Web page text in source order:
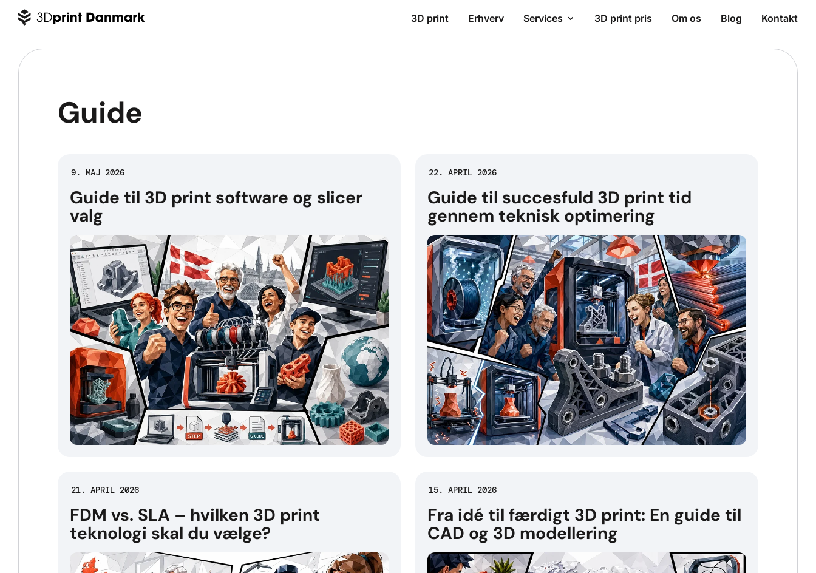
3D print Erhverv Services 3D print pris Om os Blog Kontakt
Guide
Guide til 3D print software og slicer
valg
9. MAJ 2026
Guide til succesfuld 3D print tid
gennem teknisk optimering
22. APRIL 2026
FDM vs. SLA – hvilken 3D print
teknologi skal du vælge?
21. APRIL 2026
Fra idé til færdigt 3D print: En guide til
CAD og 3D modellering
15. APRIL 2026